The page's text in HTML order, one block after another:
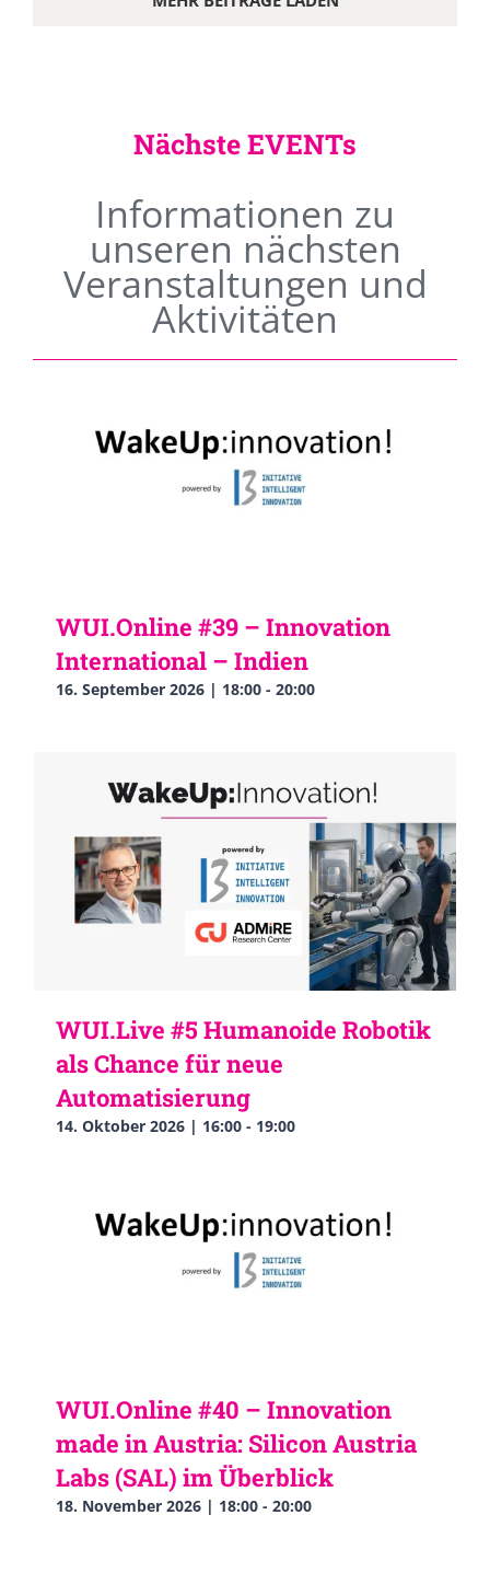
Nächste EVENTs
Informationen zu
unseren nächsten
Veranstaltungen und
Aktivitäten
WUI.Online #39 – Innovation
International – Indien
16. September 2026 | 18:00 - 20:00
WUI.Live #5 Humanoide Robotik
als Chance für neue
Automatisierung
14. Oktober 2026 | 16:00 - 19:00
WUI.Online #40 – Innovation
made in Austria: Silicon Austria
Labs (SAL) im Überblick
18. November 2026 | 18:00 - 20:00